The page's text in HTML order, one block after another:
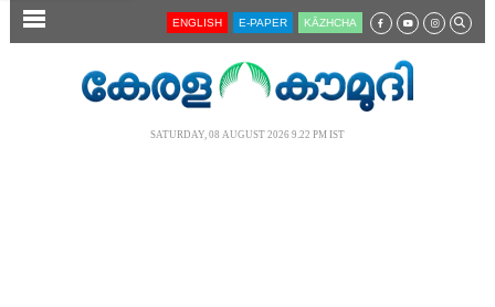
SECTIONS ENGLISH E-PAPER KĀZHCHA
SATURDAY, 08 AUGUST 2026 9.22 PM IST